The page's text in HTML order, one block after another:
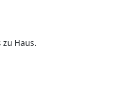
Haus.